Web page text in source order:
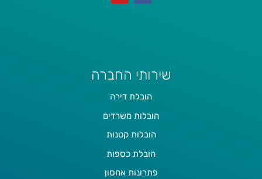
שירותי החברה
הובלת דירה
הובלות משרדים
הובלות קטנות
הובלת כספות
פתרונות אחסון